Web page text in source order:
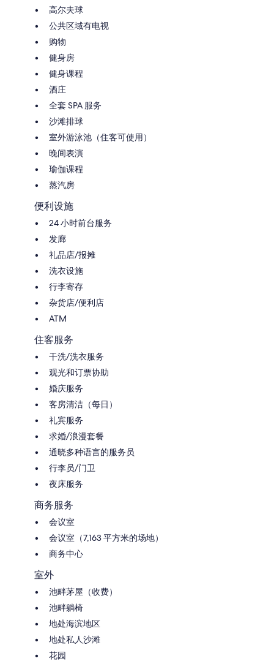
高尔夫球
公共区域有电视
购物
健身房
健身课程
酒庄
全套 SPA 服务
沙滩排球
室外游泳池（住客可使用）
晚间表演
瑜伽课程
蒸汽房
便利设施
24 小时前台服务
发廊
礼品店/报摊
洗衣设施
行李寄存
杂货店/便利店
ATM
住客服务
干洗/洗衣服务
观光和订票协助
婚庆服务
客房清洁（每日）
礼宾服务
求婚/浪漫套餐
通晓多种语言的服务员
行李员/门卫
夜床服务
商务服务
会议室
会议室（7,163 平方米的场地）
商务中心
室外
池畔茅屋（收费）
池畔躺椅
地处海滨地区
地处私人沙滩
花园